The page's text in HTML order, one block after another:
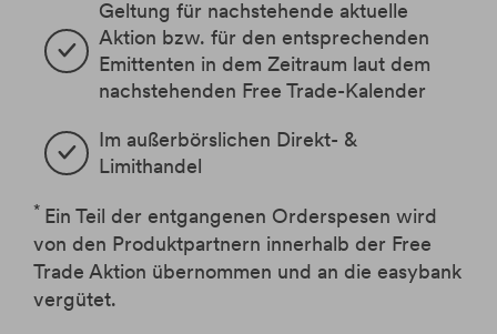
Änderung Rateneinzugskonto
Änderung Ratentermin
Hebelprodukte
Börsenhandel
Krypto-ETPs
Investmentrechner
Wertpapier Blog
eBanking Login
Geltung für nachstehende aktuelle
Aktion bzw. für den entsprechenden
Emittenten in dem Zeitraum laut dem
nachstehenden Free Trade-Kalender
Im außerbörslichen Direkt- &
Limithandel
* Ein Teil der entgangenen Orderspesen wird
von den Produktpartnern innerhalb der Free
Trade Aktion übernommen und an die easybank
vergütet.